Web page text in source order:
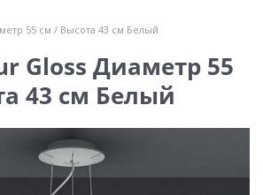
55 см / Высота 43 см Белый
Gloss Диаметр 55
43 см Белый